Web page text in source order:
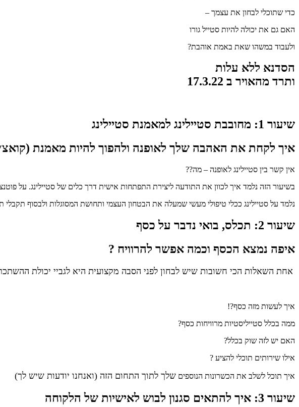
כדי שתוכלי לבחון את עצמך –
האם גם את יכולה להיות סטייל גורו
ולעבוד במשהו שאת באמת אוהבת?
הסדנא ללא עלות
ותרד מהאויר ב 17.3.22
שיעור 1: מחובבת סטיילינג למאמנת סטיילינג
איך לקחת את האהבה שלך לאופנה ולהפוך להיות מאמנת
אין קשר בין סטיילינג לאופנה – מה??
בשיעור הזה נלמד איך לכוון את התודעה ליצירת התפתחות אישית דרך כלים של סטיילינג. על
נלמד על סטיילינג ככלי טיפולי מעשי שמעלה את הבטחון העצמי ותחושת המסוגלות ולבסוף תקבלי
שיעור 2: תכלס, בואי נדבר על כסף
איפה נמצא הכסף וכמה אפשר להרוויח ?
אחת השאלות הכי חשובות שיש לבחון לפני הסבה מקצועית היא לגביי יכולת
איך לעשות מזה כסף?!
ממה בכלל סטייליסטיות מרוויחות כסף?
האם יש לזה שוק בכלל?
אילו שירותים תוכלי להציע ?
איך תוכל לשלב את הכשרונות הנוספים שלך לתוך התחום הזה (ואנחנו יודעות שיש לך)
שיעור 3: איך להתאים סגנון לבוש לאישיות של הלקוחה